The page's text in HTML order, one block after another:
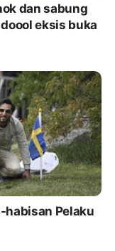
dan sabung
eksis buka
habisan Pelaku